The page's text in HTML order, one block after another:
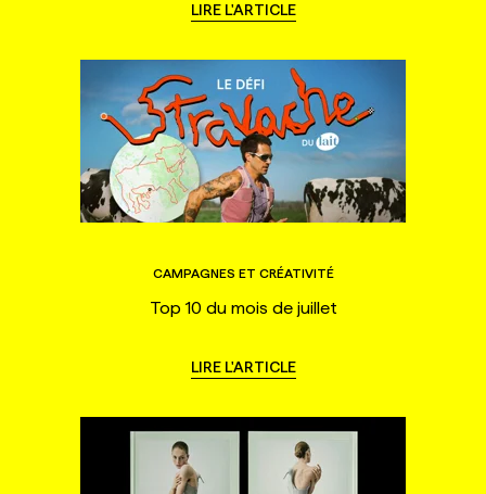
LIRE L'ARTICLE
CAMPAGNES ET CRÉATIVITÉ
Top 10 du mois de juillet
LIRE L'ARTICLE